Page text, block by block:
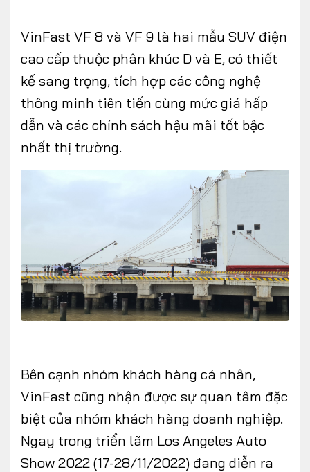
VinFast VF 8 và VF 9 là hai mẫu SUV điện
cao cấp thuộc phân khúc D và E, có thiết
kế sang trọng, tích hợp các công nghệ
thông minh tiên tiến cùng mức giá hấp
dẫn và các chính sách hậu mãi tốt bậc
nhất thị trường.
Bên cạnh nhóm khách hàng cá nhân,
VinFast cũng nhận được sự quan tâm đặc
biệt của nhóm khách hàng doanh nghiệp.
Ngay trong triển lãm Los Angeles Auto
Show 2022 (17-28/11/2022) đang diễn ra